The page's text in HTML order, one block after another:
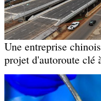
Une entreprise
projet d'autoroute clé